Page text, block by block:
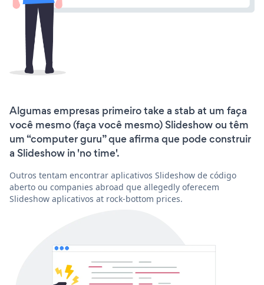
Algumas empresas primeiro take a stab at um faça
você mesmo (faça você mesmo) Slideshow ou têm
um “computer guru” que afirma que pode construir
a Slideshow in 'no time'.
Outros tentam encontrar aplicativos Slideshow de código
aberto ou companies abroad que allegedly oferecem
Slideshow aplicativos at rock-bottom prices.